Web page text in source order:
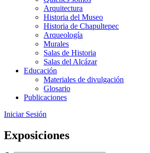
Arquitectura
Historia del Museo
Historia de Chapultepec
Arqueología
Murales
Salas de Historia
Salas del Alcázar
Educación
Materiales de divulgación
Glosario
Publicaciones
Iniciar Sesión
Exposiciones